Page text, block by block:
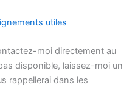
utiles
moi directement au
disponible, laissez-moi un
rappellerai dans les